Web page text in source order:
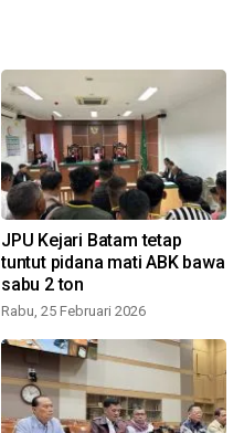
JPU Kejari Batam tetap
tuntut pidana mati ABK bawa
sabu 2 ton
Rabu, 25 Februari 2026